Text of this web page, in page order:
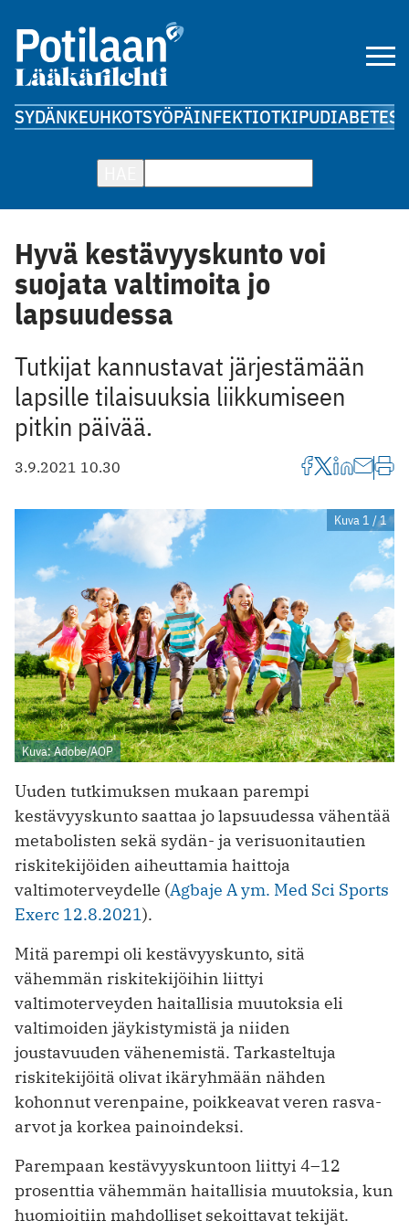
SYDÄNKEUHKOTSYÖPÄINFEKTIOTKIPUDIABETES
Hyvä kestävyyskunto voi
suojata valtimoita jo
lapsuudessa
Tutkijat kannustavat järjestämään
lapsille tilaisuuksia liikkumiseen
pitkin päivää.
3.9.2021 10.30
Kuva 1 / 1
Kuva: Adobe/AOP
Uuden tutkimuksen mukaan parempi
kestävyyskunto saattaa jo lapsuudessa vähentää
metabolisten sekä sydän- ja verisuonitautien
riskitekijöiden aiheuttamia haittoja
valtimoterveydelle (Agbaje A ym. Med Sci Sports
Exerc 12.8.2021).
Mitä parempi oli kestävyyskunto, sitä
vähemmän riskitekijöihin liittyi
valtimoterveyden haitallisia muutoksia eli
valtimoiden jäykistymistä ja niiden
joustavuuden vähenemistä. Tarkasteltuja
riskitekijöitä olivat ikäryhmään nähden
kohonnut verenpaine, poikkeavat veren rasva-
arvot ja korkea painoindeksi.
Parempaan kestävyyskuntoon liittyi 4–12
prosenttia vähemmän haitallisia muutoksia, kun
huomioitiin mahdolliset sekoittavat tekijät.